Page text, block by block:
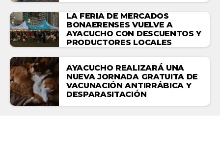
LA FERIA DE MERCADOS
BONAERENSES VUELVE A
AYACUCHO CON DESCUENTOS Y
PRODUCTORES LOCALES
AYACUCHO REALIZARÁ UNA
NUEVA JORNADA GRATUITA DE
VACUNACIÓN ANTIRRÁBICA Y
DESPARASITACIÓN